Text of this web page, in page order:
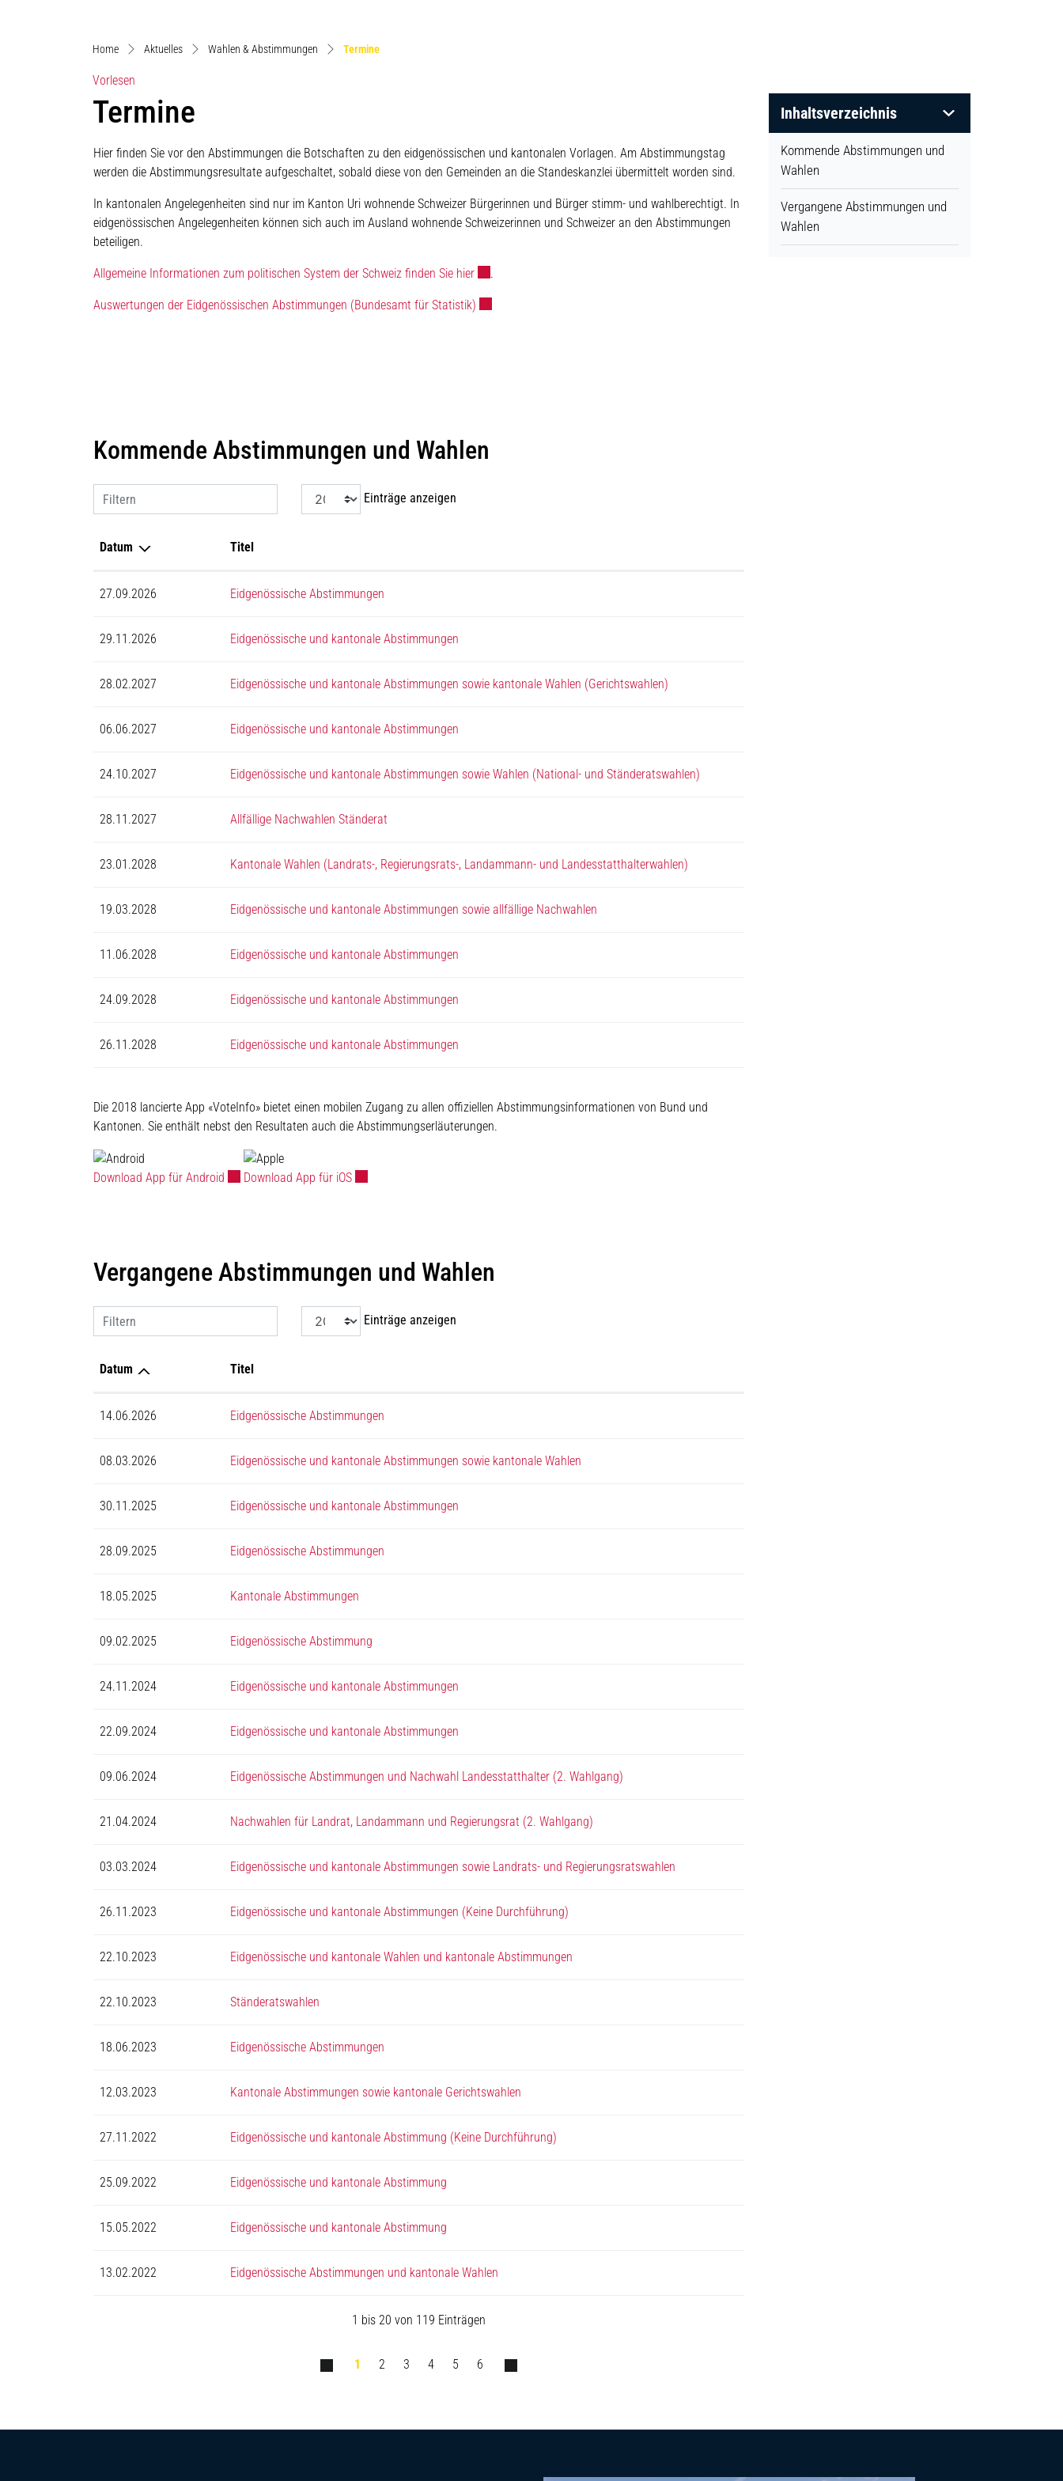
Home Aktuelles Wahlen & Abstimmungen Termine(ausgewählt)
Vorlesen
Inhaltsverzeichnis
Kommende Abstimmungen und
Wahlen
Vergangene Abstimmungen und
Wahlen
Termine
Hier finden Sie vor den Abstimmungen die Botschaften zu den eidgenössischen und kantonalen Vorlagen. Am Abstimmungstag
werden die Abstimmungsresultate aufgeschaltet, sobald diese von den Gemeinden an die Standeskanzlei übermittelt worden sind.
In kantonalen Angelegenheiten sind nur im Kanton Uri wohnende Schweizer Bürgerinnen und Bürger stimm- und wahlberechtigt. In
eidgenössischen Angelegenheiten können sich auch im Ausland wohnende Schweizerinnen und Schweizer an den Abstimmungen
beteiligen.
Allgemeine Informationen zum politischen System der Schweiz finden Sie hierExterner Link wird in einem neuen Fenster geöffnet.
.
Auswertungen der Eidgenössischen Abstimmungen (Bundesamt für Statistik)
Kommende Abstimmungen und Wahlen
Filtern Einträge anzeigen
Datum Titel
27.09.2026 Eidgenössische Abstimmungen
29.11.2026 Eidgenössische und kantonale Abstimmungen
28.02.2027 Eidgenössische und kantonale Abstimmungen sowie kantonale Wahlen (Gerichtswahlen)
06.06.2027 Eidgenössische und kantonale Abstimmungen
24.10.2027 Eidgenössische und kantonale Abstimmungen sowie Wahlen (National- und Ständeratswahlen)
28.11.2027 Allfällige Nachwahlen Ständerat
23.01.2028 Kantonale Wahlen (Landrats-, Regierungsrats-, Landammann- und Landesstatthalterwahlen)
19.03.2028 Eidgenössische und kantonale Abstimmungen sowie allfällige Nachwahlen
11.06.2028 Eidgenössische und kantonale Abstimmungen
24.09.2028 Eidgenössische und kantonale Abstimmungen
26.11.2028 Eidgenössische und kantonale Abstimmungen
Die 2018 lancierte App «VoteInfo» bietet einen mobilen Zugang zu allen offiziellen Abstimmungsinformationen von Bund und
Kantonen. Sie enthält nebst den Resultaten auch die Abstimmungserläuterungen.
Download App für Android Externer Link wird in einem neuen Fenster geöffnet.
Download App für iOSExterner Link wird in einem neuen Fenster geöffnet.
Vergangene Abstimmungen und Wahlen
Filtern Einträge anzeigen
Datum Titel
14.06.2026 Eidgenössische Abstimmungen
08.03.2026 Eidgenössische und kantonale Abstimmungen sowie kantonale Wahlen
30.11.2025 Eidgenössische und kantonale Abstimmungen
28.09.2025 Eidgenössische Abstimmungen
18.05.2025 Kantonale Abstimmungen
09.02.2025 Eidgenössische Abstimmung
24.11.2024 Eidgenössische und kantonale Abstimmungen
22.09.2024 Eidgenössische und kantonale Abstimmungen
09.06.2024 Eidgenössische Abstimmungen und Nachwahl Landesstatthalter (2. Wahlgang)
21.04.2024 Nachwahlen für Landrat, Landammann und Regierungsrat (2. Wahlgang)
03.03.2024 Eidgenössische und kantonale Abstimmungen sowie Landrats- und Regierungsratswahlen
26.11.2023 Eidgenössische und kantonale Abstimmungen (Keine Durchführung)
22.10.2023 Eidgenössische und kantonale Wahlen und kantonale Abstimmungen
22.10.2023 Ständeratswahlen
18.06.2023 Eidgenössische Abstimmungen
12.03.2023 Kantonale Abstimmungen sowie kantonale Gerichtswahlen
27.11.2022 Eidgenössische und kantonale Abstimmung (Keine Durchführung)
25.09.2022 Eidgenössische und kantonale Abstimmung
15.05.2022 Eidgenössische und kantonale Abstimmung
13.02.2022 Eidgenössische Abstimmungen und kantonale Wahlen
1 bis 20 von 119 Einträgen
1 2 3 4 5 6